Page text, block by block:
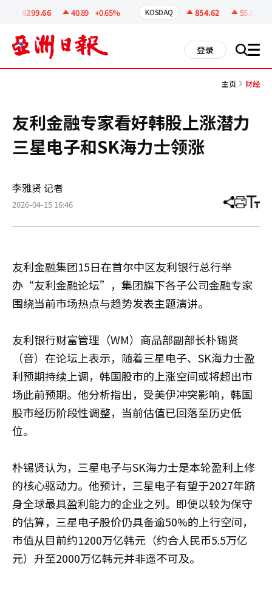
6299.66 40.89 +0.65% KOSDAQ 854.62 55.81
登录 搜 all
主页 财经
友利金融专家看好韩股上涨潜力
三星电子和SK海力士领涨
李雅贤 记者
2026-04-15 16:46 分
章
打 调
小
友利金融集团15日在首尔中区友利银行总行举
办“友利金融论坛”，集团旗下各子公司金融专家
围绕当前市场热点与趋势发表主题演讲。
友利银行财富管理（WM）商品部副部长朴锡贤
（音）在论坛上表示，随着三星电子、SK海力士盈
利预期持续上调，韩国股市的上涨空间或将超出市
场此前预期。他分析指出，受美伊冲突影响，韩国
股市经历阶段性调整，当前估值已回落至历史低
位。
朴锡贤认为，三星电子与SK海力士是本轮盈利上修
的核心驱动力。他预计，三星电子有望于2027年跻
身全球最具盈利能力的企业之列。即便以较为保守
的估算，三星电子股价仍具备逾50%的上行空间，
市值从目前约1200万亿韩元（约合人民币5.5万亿
元）升至2000万亿韩元并非遥不可及。